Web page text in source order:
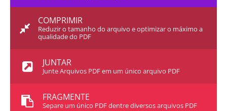
COMPRIMIR
Reduzir o tamanho do arquivo e optimizar o máximo a
qualidade do PDF
JUNTAR
Junte Arquivos PDF em um único arquivo PDF
FRAGMENTE
Separe um único PDF dentre diversos arquivos PDF